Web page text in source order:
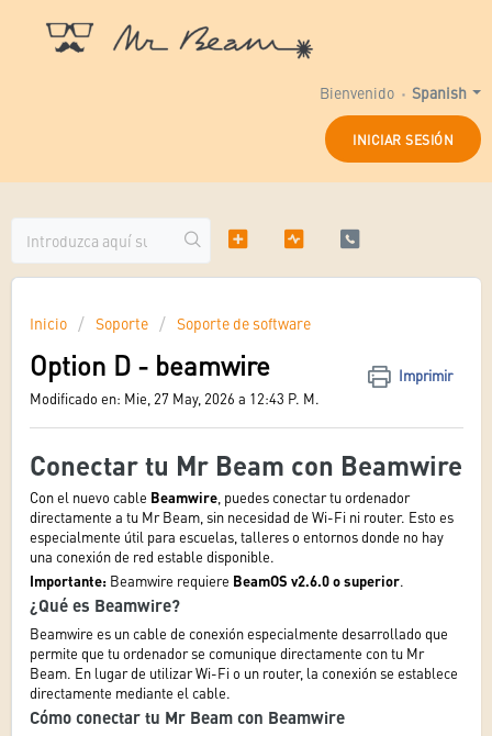
Spanish
Bienvenido
INICIAR SESIÓN
Inicio Soporte Soporte de software
Option D - beamwire
Imprimir
Modificado en: Mie, 27 May, 2026 a 12:43 P. M.
Conectar tu Mr Beam con Beamwire
Con el nuevo cable Beamwire, puedes conectar tu ordenador
directamente a tu Mr Beam, sin necesidad de Wi-Fi ni router. Esto es
especialmente útil para escuelas, talleres o entornos donde no hay
una conexión de red estable disponible.
Importante: Beamwire requiere BeamOS v2.6.0 o superior.
¿Qué es Beamwire?
Beamwire es un cable de conexión especialmente desarrollado que
permite que tu ordenador se comunique directamente con tu Mr
Beam. En lugar de utilizar Wi-Fi o un router, la conexión se establece
directamente mediante el cable.
Cómo conectar tu Mr Beam con Beamwire